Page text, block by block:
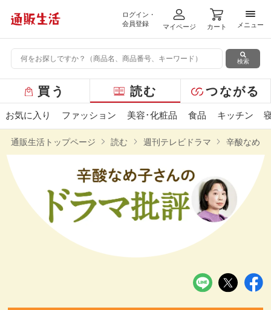
ログイン・
会員登録
マイページ カート
メニ
メニュー
検索
ー
バ
ニ
買う 読む つながる
お気に入り ファッション 美容･化粧品 食品 キッチン
通販生活トップページ 読む 週刊テレビドラマ 辛酸なめ子